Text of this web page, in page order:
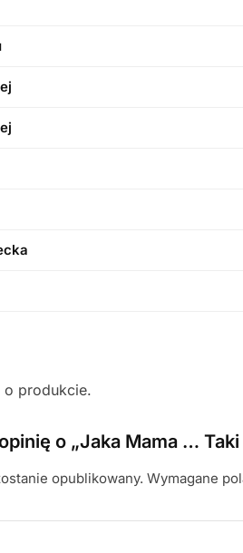
o produkcie.
o „Jaka Mama …
opublikowany. Wymagane